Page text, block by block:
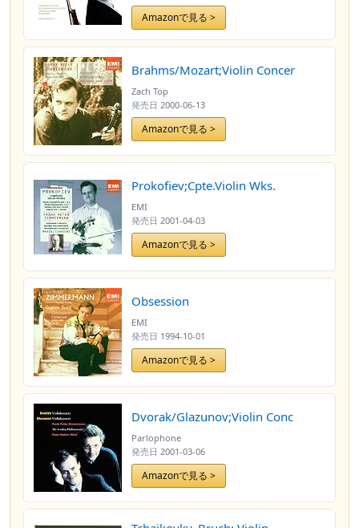
Amazonで見る >
Brahms/Mozart;Violin Concer
Zach Top
発売日 2000-06-13
Amazonで見る >
Prokofiev;Cpte.Violin Wks.
EMI
発売日 2001-04-03
Amazonで見る >
Obsession
EMI
発売日 1994-10-01
Amazonで見る >
Dvorak/Glazunov;Violin Conc
Parlophone
発売日 2001-03-06
Amazonで見る >